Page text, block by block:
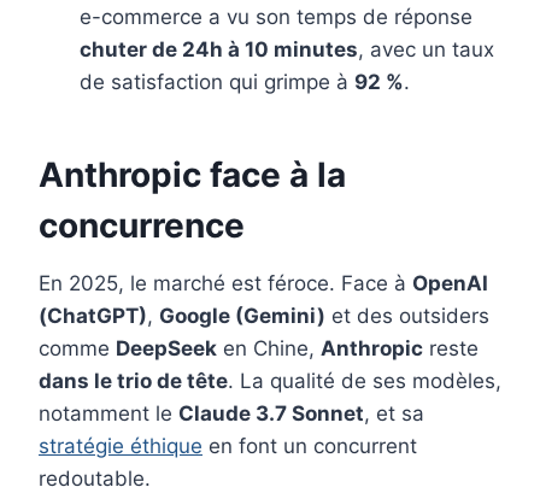
e-commerce a vu son temps de réponse
chuter de 24h à 10 minutes, avec un taux
de satisfaction qui grimpe à 92 %.
Anthropic face à la
concurrence
En 2025, le marché est féroce. Face à OpenAI
(ChatGPT), Google (Gemini) et des outsiders
comme DeepSeek en Chine, Anthropic reste
dans le trio de tête. La qualité de ses modèles,
notamment le Claude 3.7 Sonnet, et sa
stratégie éthique en font un concurrent
redoutable.